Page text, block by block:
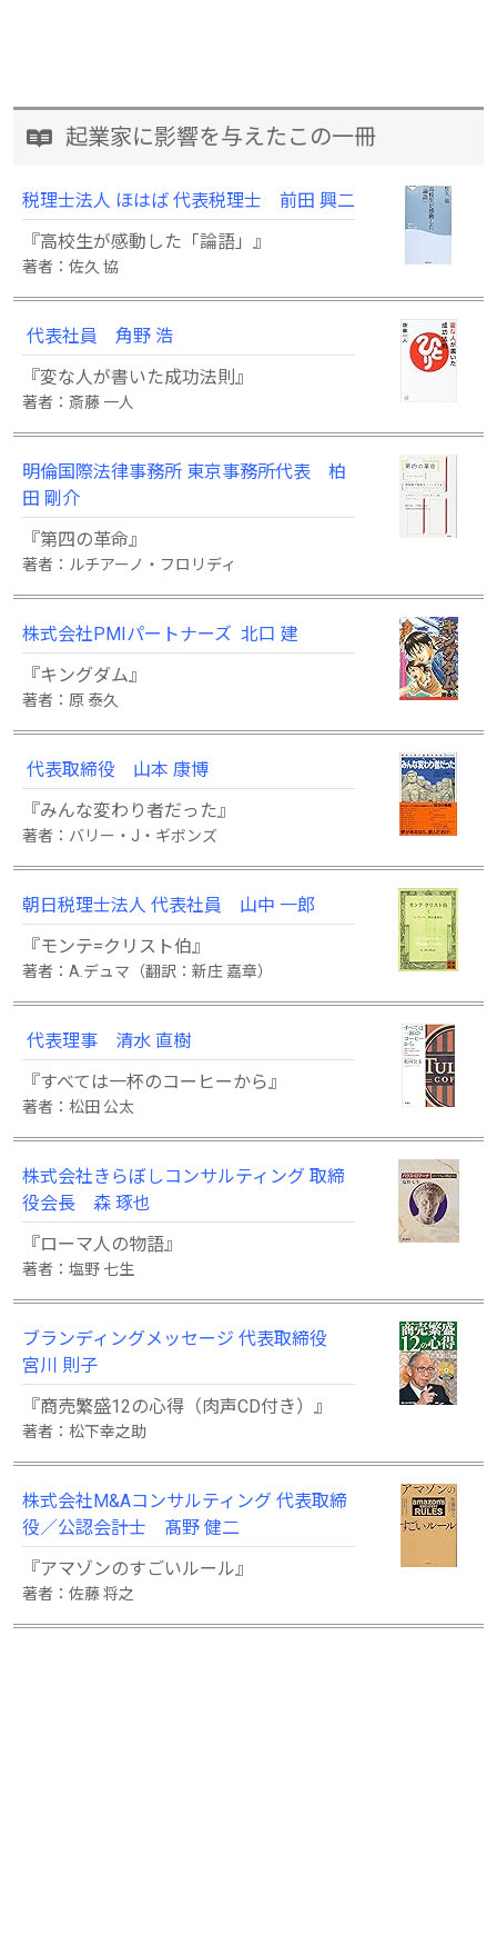
起業家に影響を与えたこの一冊
税理士法人 ほはば 代表税理士 前田 興二
『高校生が感動した「論語」』
著者：佐久 協
代表社員 角野 浩
『変な人が書いた成功法則』
著者：斎藤 一人
明倫国際法律事務所 東京事務所代表 柏
田 剛介
『第四の革命』
著者：ルチアーノ・フロリディ
株式会社PMIパートナーズ 北口 建
『キングダム』
著者：原 泰久
代表取締役 山本 康博
『みんな変わり者だった』
著者：バリー・J・ギボンズ
朝日税理士法人 代表社員 山中 一郎
『モンテ=クリスト伯』
著者：A.デュマ（翻訳：新庄 嘉章）
代表理事 清水 直樹
『すべては一杯のコーヒーから』
著者：松田 公太
株式会社きらぼしコンサルティング 取締
役会長 森 琢也
『ローマ人の物語』
著者：塩野 七生
ブランディングメッセージ 代表取締役
宮川 則子
『商売繁盛12の心得（肉声CD付き）』
著者：松下幸之助
株式会社M&Aコンサルティング 代表取締
役／公認会計士 髙野 健二
『アマゾンのすごいルール』
著者：佐藤 将之